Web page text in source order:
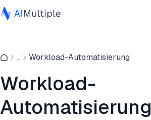
Cybersicherheit
Unternehmenssoftware
Dienstleistungen
... Workload-Automatisierung
Workload-
Automatisierung